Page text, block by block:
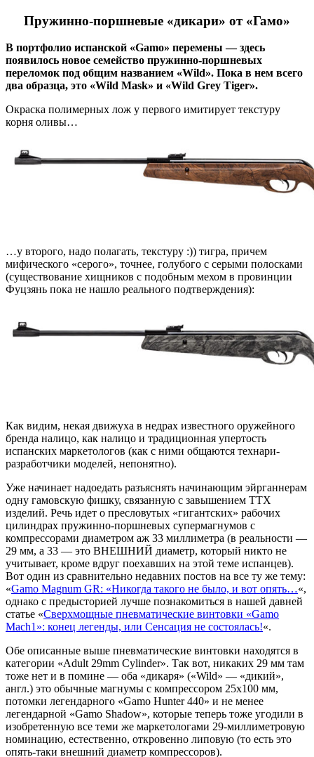
Пружинно-поршневые «дикари» от «Гамо»
В портфолио испанской «Gamo» перемены — здесь
появилось новое семейство пружинно-поршневых
переломок под общим названием «Wild». Пока в нем всего
два образца, это «Wild Mask» и «Wild Grey Tiger».
Окраска полимерных лож у первого имитирует текстуру
корня оливы…
…у второго, надо полагать, текстуру :)) тигра, причем
мифического «серого», точнее, голубого с серыми полосками
(существование хищников с подобным мехом в провинции
Фуцзянь пока не нашло реального подтверждения):
Как видим, некая движуха в недрах известного оружейного
бренда налицо, как налицо и традиционная упертость
испанских маркетологов (как с ними общаются технари-
разработчики моделей, непонятно).
Уже начинает надоедать разъяснять начинающим эйрганнерам
одну гамовскую фишку, связанную с завышением ТТХ
изделий. Речь идет о пресловутых «гигантских» рабочих
цилиндрах пружинно-поршневых супермагнумов с
компрессорами диаметром аж 33 миллиметра (в реальности —
29 мм, а 33 — это ВНЕШНИЙ диаметр, который никто не
учитывает, кроме вдруг поехавших на этой теме испанцев).
Вот один из сравнительно недавних постов на все ту же тему:
«Gamo Magnum GR: «Никогда такого не было, и вот опять…«,
однако с предысторией лучше познакомиться в нашей давней
статье «Сверхмощные пневматические винтовки «Gamo
Mach1»: конец легенды, или Сенсация не состоялась!«.
Обе описанные выше пневматические винтовки находятся в
категории «Adult 29mm Cylinder». Так вот, никаких 29 мм там
тоже нет и в помине — оба «дикаря» («Wild» — «дикий»,
англ.) это обычные магнумы с компрессором 25х100 мм,
потомки легендарного «Gamo Hunter 440» и не менее
легендарной «Gamo Shadow», которые теперь тоже угодили в
изобретенную все теми же маркетологами 29-миллиметровую
номинацию, естественно, откровенно липовую (то есть это
опять-таки внешний диаметр компрессоров).